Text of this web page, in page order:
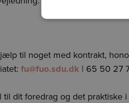
til noget med kontrakt,
fu@fuo.sdu.dk | 65 50 27
til dit foredrag og det praktiske